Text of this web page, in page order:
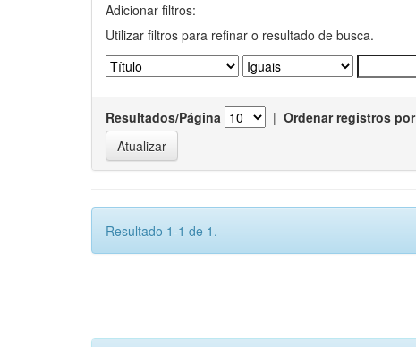
Adicionar filtros:
Utilizar filtros para refinar o resultado de busca.
Resultados/Página | Ordenar registros por
Resultado 1-1 de 1.